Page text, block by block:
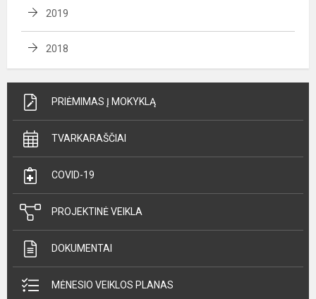
2019
2018
PRIĖMIMAS Į MOKYKLĄ
TVARKARAŠČIAI
COVID-19
PROJEKTINĖ VEIKLA
DOKUMENTAI
MĖNESIO VEIKLOS PLANAS